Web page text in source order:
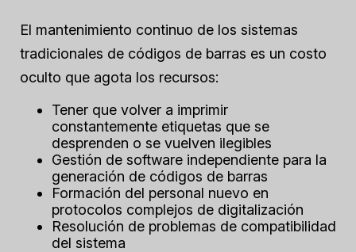
El mantenimiento continuo de los sistemas
tradicionales de códigos de barras es un costo
oculto que agota los recursos:
Tener que volver a imprimir
constantemente etiquetas que se
desprenden o se vuelven ilegibles
Gestión de software independiente para la
generación de códigos de barras
Formación del personal nuevo en
protocolos complejos de digitalización
Resolución de problemas de compatibilidad
del sistema